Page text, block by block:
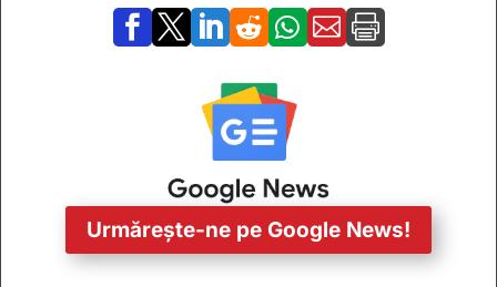
      
Urmărește-ne pe Google News!